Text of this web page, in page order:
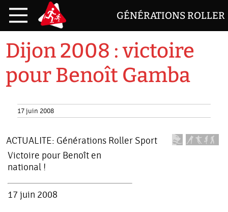
GÉNÉRATIONS ROLLER
Dijon 2008 : victoire
pour Benoît Gamba
17 juin 2008
ACTUALITE: Générations Roller Sport
Victoire pour Benoît en
national !
17 juin 2008